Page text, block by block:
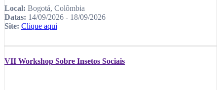
Local: Bogotá, Colômbia
Datas: 14/09/2026 - 18/09/2026
Site: Clique aqui
VII Workshop Sobre Insetos Sociais